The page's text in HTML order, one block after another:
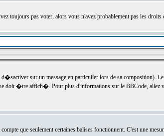
toujours pas voter, alors vous n'avez probablement pas les
sur un message en particulier lors de sa composition).
doit �tre affich�. Pour plus d'informations sur le BBCode, allez
que seulement certaines balises fonctionnent. C'est une